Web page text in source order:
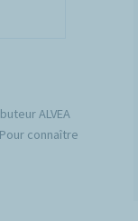
ALVEA
connaître